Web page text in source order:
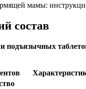
мамы:
состав
подъязычных